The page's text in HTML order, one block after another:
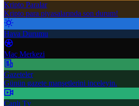
Kripto Paralar
Kripto para piyasalarında son durum!
Hava Durumu
Maç Merkezi
Gazeteler
Günün gazete manşetlerini inceleyin.
Canlı Tv